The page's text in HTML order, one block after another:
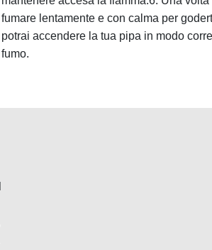
fumare lentamente e con calma per
potrai accendere la tua pipa in modo
fumo.